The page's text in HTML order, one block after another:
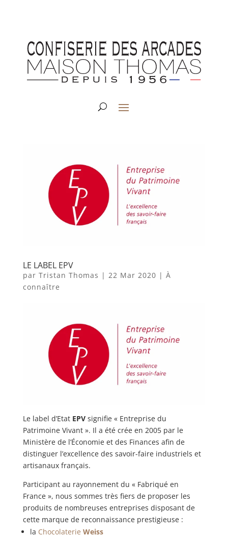
LE LABEL EPV
par Tristan Thomas | 22 Mar 2020 | À
connaître
Le label d’Etat EPVsignifie « Entreprise du
Patrimoine Vivant ». Il a été crée en 2005 par le
Ministère de l’Économie et des Finances afin de
distinguer l’excellence des savoir-faire industriels et
artisanaux français.
Participant au rayonnement du « Fabriqué en
France », nous sommes très fiers de proposer les
produits de nombreuses entreprises disposant de
cette marque de reconnaissance prestigieuse :
la Chocolaterie Weiss